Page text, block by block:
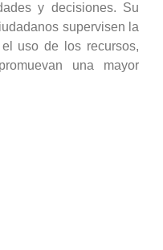
y decisiones. Su
supervisen la
uso de los recursos,
una mayor